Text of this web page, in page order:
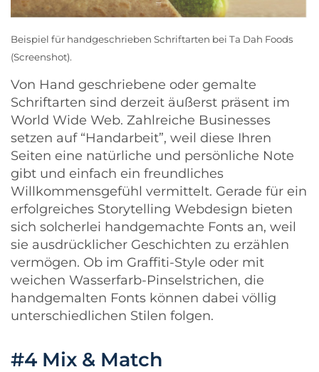
Beispiel für handgeschrieben Schriftarten bei Ta Dah Foods
(Screenshot).
Von Hand geschriebene oder gemalte
Schriftarten sind derzeit äußerst präsent im
World Wide Web. Zahlreiche Businesses
setzen auf “Handarbeit”, weil diese Ihren
Seiten eine natürliche und persönliche Note
gibt und einfach ein freundliches
Willkommensgefühl vermittelt. Gerade für ein
erfolgreiches Storytelling Webdesign bieten
sich solcherlei handgemachte Fonts an, weil
sie ausdrücklicher Geschichten zu erzählen
vermögen. Ob im Graffiti-Style oder mit
weichen Wasserfarb-Pinselstrichen, die
handgemalten Fonts können dabei völlig
unterschiedlichen Stilen folgen.
#4 Mix & Match